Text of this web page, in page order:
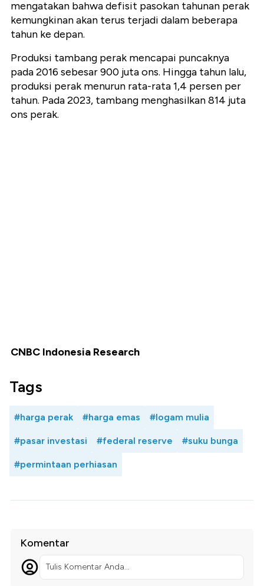
mengatakan bahwa defisit pasokan tahunan perak
kemungkinan akan terus terjadi dalam beberapa
tahun ke depan.
Produksi tambang perak mencapai puncaknya
pada 2016 sebesar 900 juta ons. Hingga tahun lalu,
produksi perak menurun rata-rata 1,4 persen per
tahun. Pada 2023, tambang menghasilkan 814 juta
ons perak.
CNBC Indonesia Research
Tags
#harga perak #harga emas #logam mulia
#pasar investasi #federal reserve #suku bunga
#permintaan perhiasan
Komentar
Tulis Komentar Anda...